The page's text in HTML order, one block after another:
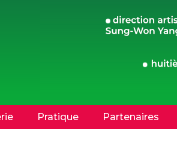
Pratique Partenaires